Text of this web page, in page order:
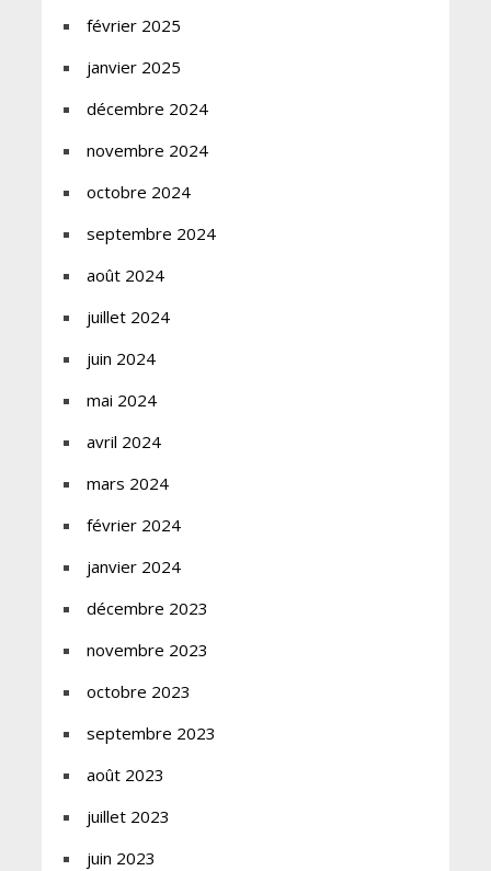
février 2025
janvier 2025
décembre 2024
novembre 2024
octobre 2024
septembre 2024
août 2024
juillet 2024
juin 2024
mai 2024
avril 2024
mars 2024
février 2024
janvier 2024
décembre 2023
novembre 2023
octobre 2023
septembre 2023
août 2023
juillet 2023
juin 2023